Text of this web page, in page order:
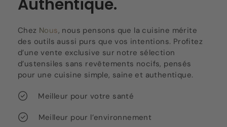
Authentique.
Chez Nous, nous pensons que la cuisine mérite
des outils aussi purs que vos intentions. Profitez
d’une vente exclusive sur notre sélection
d’ustensiles sans revêtements nocifs, pensés
pour une cuisine simple, saine et authentique.
Meilleur pour votre santé
Meilleur pour l’environnement